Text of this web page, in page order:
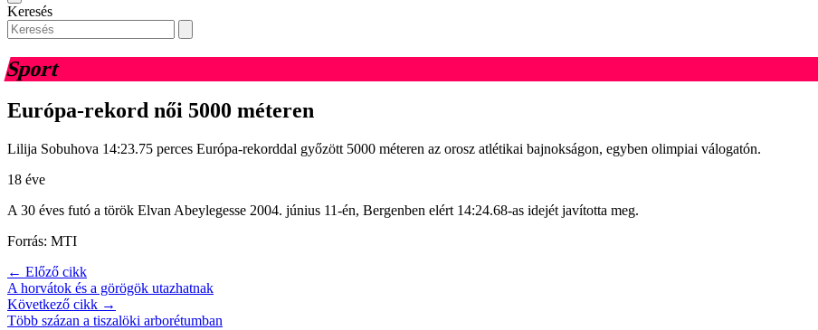
Keresés
Sport
Európa-rekord női 5000 méteren
Lilija Sobuhova 14:23.75 perces Európa-rekorddal győzött 5000 méteren az orosz atlétikai bajnokságon, egyben olimpiai válogatón.
18 éve
A 30 éves futó a török Elvan Abeylegesse 2004. június 11-én, Bergenben elért 14:24.68-as idejét javította meg.
Forrás: MTI
← Előző cikk
A horvátok és a görögök utazhatnak
Következő cikk →
Több százan a tiszalöki arborétumban